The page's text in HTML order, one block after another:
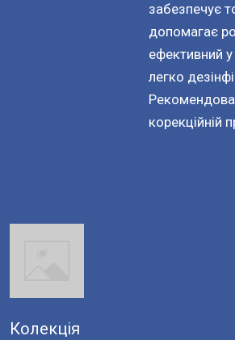
забезпечує
допомагає
ефективний
легко
корекційній
Колекція